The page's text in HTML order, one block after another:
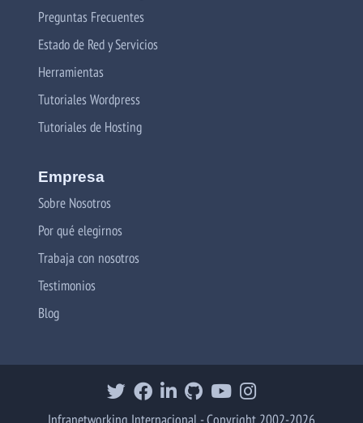
Preguntas Frecuentes
Estado de Red y Servicios
Herramientas
Tutoriales Wordpress
Tutoriales de Hosting
Empresa
Sobre Nosotros
Por qué elegirnos
Trabaja con nosotros
Testimonios
Blog
Infranetworking Internacional - Copyright 2002-2026